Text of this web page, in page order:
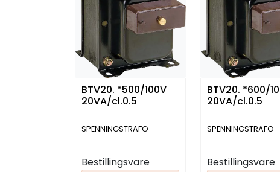
BTV20. *500/100V
20VA/cl.0.5
SPENNINGSTRAFO
Bestillingsvare
BTV20. *600/
20VA/cl.0.5
SPENNINGSTRAFO
Bestillingsvare